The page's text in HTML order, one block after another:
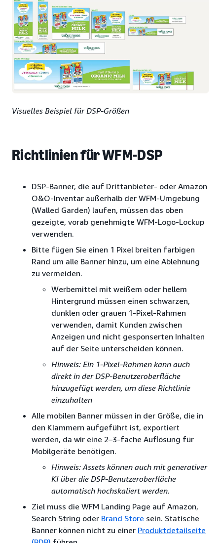
Visuelles Beispiel für DSP-Größen
Richtlinien für WFM-DSP
DSP-Banner, die auf Drittanbieter- oder Amazon
O&O-Inventar außerhalb der WFM-Umgebung
(Walled Garden) laufen, müssen das oben
gezeigte, vorab genehmigte WFM-Logo-Lockup
verwenden.
Bitte fügen Sie einen 1 Pixel breiten farbigen
Rand um alle Banner hinzu, um eine Ablehnung
zu vermeiden.
Werbemittel mit weißem oder hellem
Hintergrund müssen einen schwarzen,
dunklen oder grauen 1-Pixel-Rahmen
verwenden, damit Kunden zwischen
Anzeigen und nicht gesponserten Inhalten
auf der Seite unterscheiden können.
Hinweis: Ein 1-Pixel-Rahmen kann auch
direkt in der DSP-Benutzeroberfläche
hinzugefügt werden, um diese Richtlinie
einzuhalten
Alle mobilen Banner müssen in der Größe, die in
den Klammern aufgeführt ist, exportiert
werden, da wir eine 2–3-fache Auflösung für
Mobilgeräte benötigen.
Hinweis: Assets können auch mit generativer
KI über die DSP-Benutzeroberfläche
automatisch hochskaliert werden.
Ziel muss die WFM Landing Page auf Amazon,
Search String oder Brand Store sein. Statische
Banner können nicht zu einer Produktdetailseite